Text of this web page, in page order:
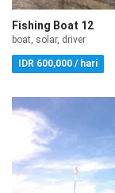
Fishing Boat 12
boat, solar, driver
IDR 600,000 / hari